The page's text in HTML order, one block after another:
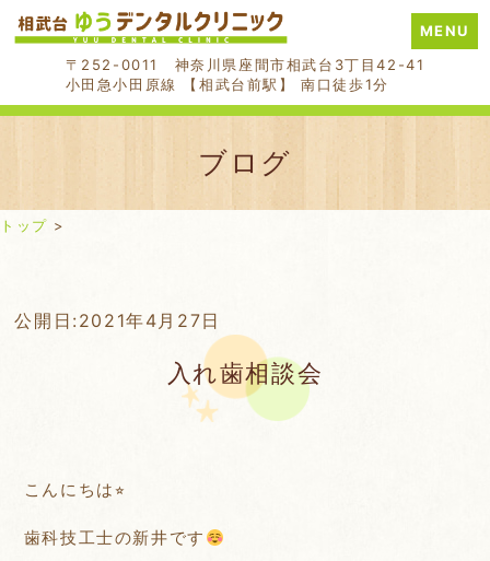
〒252-0011 神奈川県座間市相武台3丁目42-41
小田急小田原線 【相武台前駅】 南口徒歩1分
MENU
ブログ
トップ >
to
content
公開日:2021年4月27日
入れ歯相談会
こんにちは⭐︎
歯科技工士の新井です